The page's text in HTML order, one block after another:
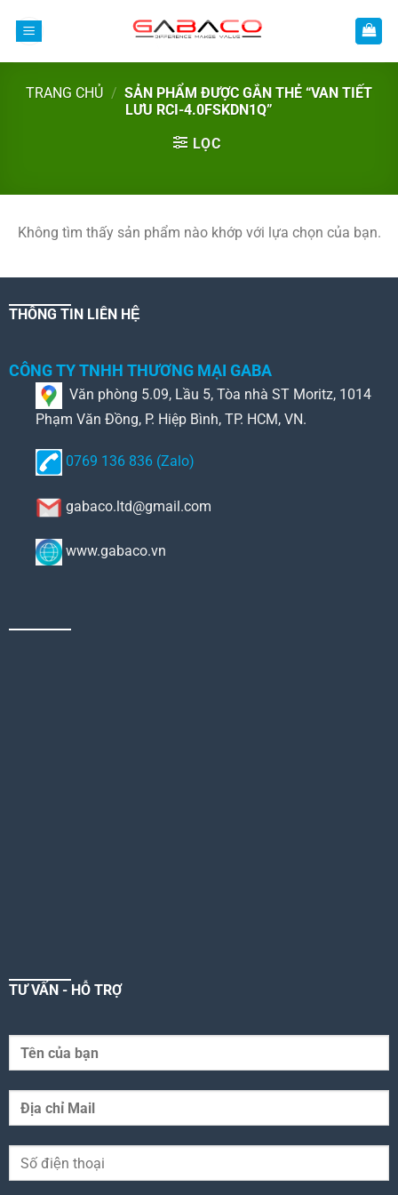
TRANG CHỦ / SẢN PHẨM ĐƯỢC GẮN THẺ “VAN TIẾT
LƯU RCI-4.0FSKDN1Q”
LỌC
Không tìm thấy sản phẩm nào khớp với lựa chọn của bạn.
THÔNG TIN LIÊN HỆ
CÔNG TY TNHH THƯƠNG MẠI GABA
Văn phòng 5.09, Lầu 5, Tòa nhà ST Moritz, 1014
Phạm Văn Đồng, P. Hiệp Bình, TP. HCM, VN.
0769 136 836 (Zalo)
gabaco.ltd@gmail.com
www.gabaco.vn
TƯ VẤN - HỖ TRỢ